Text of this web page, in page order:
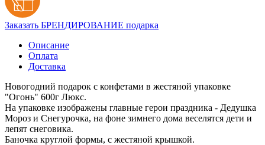
Заказать БРЕНДИРОВАНИЕ подарка
Описание
Оплата
Доставка
Новогодний подарок с конфетами в жестяной упаковке
"Огонь" 600г Люкс.
На упаковке изображены главные герои праздника - Дедушка
Мороз и Снегурочка, на фоне зимнего дома веселятся дети и
лепят снеговика.
Баночка круглой формы, с жестяной крышкой.